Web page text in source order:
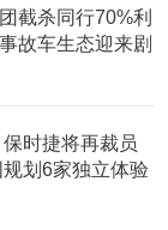
截杀同行70%利
故车生态迎来剧
时捷将再裁员
划6家独立体验